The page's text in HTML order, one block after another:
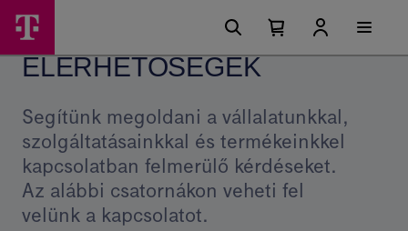
Elérhetőségek
Magyar
csoport
Főmenü
lehetőségek
Kosárban
elemek
száma
Kosár
ELÉRHETŐSÉGEK
Segítünk megoldani a vállalatunkkal,
szolgáltatásainkkal és termékeinkkel
kapcsolatban felmerülő kérdéseket.
Az alábbi csatornákon veheti fel
velünk a kapcsolatot.